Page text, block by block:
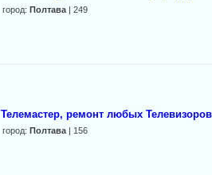
город: Полтава| 249
Телемастер, ремонт любых
город: Полтава| 156